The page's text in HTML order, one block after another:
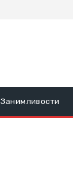
Занимливости